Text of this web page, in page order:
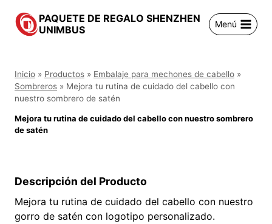
contenido
PAQUETE DE REGALO SHENZHEN
UNIMBUS
Menú
Inicio » Productos » Embalaje para mechones de cabello »
Sombreros » Mejora tu rutina de cuidado del cabello con
nuestro sombrero de satén
Mejora tu rutina de cuidado del cabello con nuestro sombrero
de satén
Descripción del Producto
Mejora tu rutina de cuidado del cabello con nuestro
gorro de satén con logotipo personalizado.